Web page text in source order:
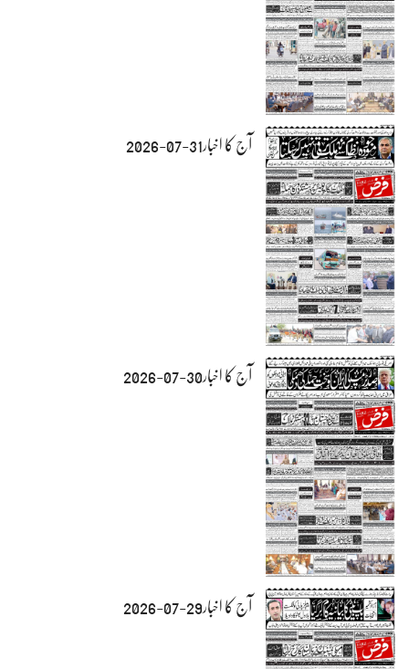
آج کا اخبار31-07-2026
آج کا اخبار30-07-2026
آج کا اخبار29-07-2026